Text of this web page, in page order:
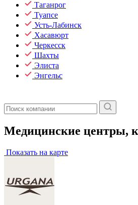
Таганрог
Туапсе
Усть-Лабинск
Хасавюрт
Черкесск
Шахты
Элиста
Энгельс
Медицинские центры,
Показать на карте